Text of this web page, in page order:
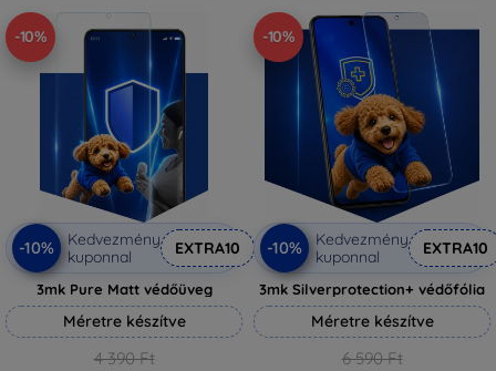
-10%
-10%
Kedvezmény
kuponnal
EXTRA10
3mk Pure Matt védőüveg
Méretre készítve
4 390 Ft
-10%
-10%
Kedvezmény
kuponnal
EXTRA10
3mk Silverprotection+ védőfólia
Méretre készítve
6 590 Ft